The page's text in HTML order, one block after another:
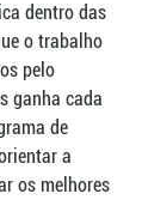
dentro das
o trabalho
pelo
ganha cada
de
a
os melhores